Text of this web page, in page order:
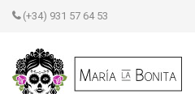
(+34) 931 57 64 53